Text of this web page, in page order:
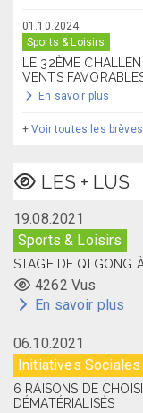
01.10.2024
Sports & Loisirs
LE 32ÈME
VENTS
En savoir plus
+Voir toutes les brèves
LES + LUS
19.08.2021
Sports & Loisirs
STAGE DE QI GONG
4262 Vus
En savoir plus
06.10.2021
Initiatives Sociales
6 RAISONS DE
DÉMATÉRIALISÉS